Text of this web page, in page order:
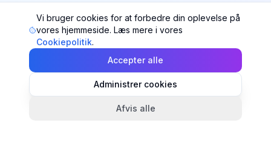
Vi bruger cookies for at forbedre din oplevelse på
vores hjemmeside. Læs mere i vores
Cookiepolitik.
Accepter alle
Administrer cookies
Afvis alle